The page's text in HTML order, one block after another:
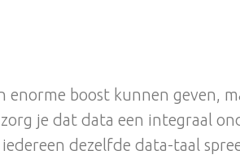
enorme boost kunnen geven,
je dat data een integraal
dezelfde data-taal